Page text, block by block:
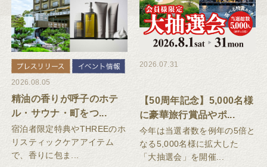
2026.08.05
精油の香りが呼子のホテ
ル・サウナ・町をつ...
宿泊者限定特典やTHREEのホ
リスティックケアアイテム
で、香りに包ま...
2026.07.31
【50周年記念】5,000名様
に豪華旅行賞品やポ...
今年は当選者数を例年の5倍と
なる5,000名様に拡大した
「大抽選会」を開催...